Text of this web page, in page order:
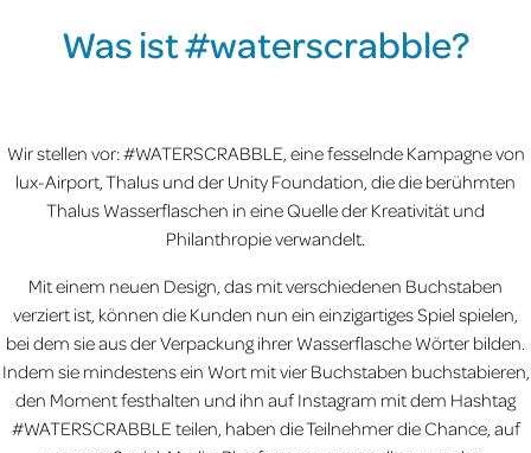
Was ist #waterscrabble?
Wir stellen vor: #WATERSCRABBLE, eine fesselnde Kampagne von
lux-Airport, Thalus und der Unity Foundation, die die berühmten
Thalus Wasserflaschen in eine Quelle der Kreativität und
Philanthropie verwandelt.
Mit einem neuen Design, das mit verschiedenen Buchstaben
verziert ist, können die Kunden nun ein einzigartiges Spiel spielen,
bei dem sie aus der Verpackung ihrer Wasserflasche Wörter bilden.
Indem sie mindestens ein Wort mit vier Buchstaben buchstabieren,
den Moment festhalten und ihn auf Instagram mit dem Hashtag
#WATERSCRABBLE teilen, haben die Teilnehmer die Chance, auf